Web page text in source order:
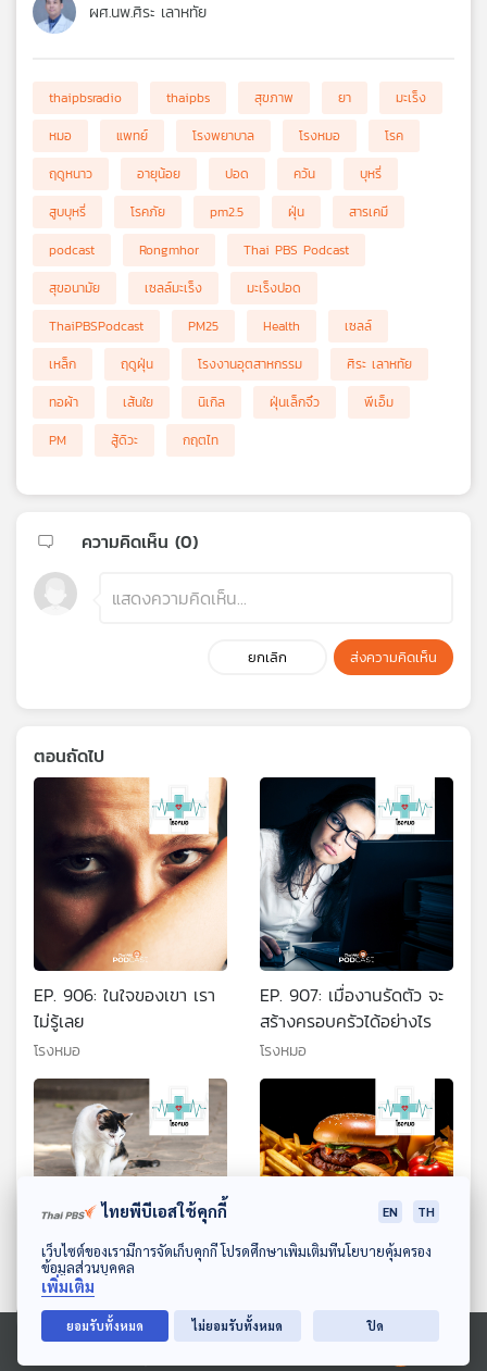
ดาวน์โหลด Thai PBS Podcast Application
Ⓒ 2020 องค์การกระจายเสียงและแพร่ภาพสาธารณะแห่งประเทศไทย
ผศ.นพ.ศิระ เลาหทัย
thaipbsradio thaipbs สุขภาพ ยา
มะเร็ง
หมอ
แพทย์ โรงพยาบาล โรงหมอ
โรค
ฤดูหนาว
อายุน้อย ปอด ควัน
บุหรี่
สูบบุหรี่
โรคภัย pm2.5 ฝุ่น
สารเคมี
podcast
Rongmhor
Thai PBS Podcast
สุขอนามัย
เซลล์มะเร็ง
มะเร็งปอด
ThaiPBSPodcast
PM25 Health
เซลล์
เหล็ก
ฤดูฝุ่น โรงงานอุตสาหกรรม
ศิระ เลาหทัย
ทอผ้า
เส้นใย นิเกิล ฝุ่นเล็กจิ๋ว
พีเอ็ม
PM
สู้ดิวะ กฤตไท
ความคิดเห็น (0)
ยกเลิก ส่งความคิดเห็น
ตอนถัดไป
EP. 906: ในใจของเขา เรา
ไม่รู้เลย
โรงหมอ
EP. 907: เมื่องานรัดตัว จะ
สร้างครอบครัวได้อย่างไร
โรงหมอ
EP. 908: หากสัตว์เลี้ยงถูกงู
กัด ทำอย่างไร
โรงหมอ
ไทยพีบีเอสใช้คุกกี้ EN TH
เว็บไซต์ของเรามีการจัดเก็บคุกกี้ โปรดศึกษาเพิ่มเติมที่นโยบายคุ้มครอง
ข้อมูลส่วนบุคคล
เพิ่มเติม
ยอมรับทั้งหมด ไม่ยอมรับทั้งหมด ปิด